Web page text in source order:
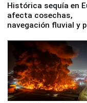
Histórica sequía en
afecta cosechas,
navegación fluvial y